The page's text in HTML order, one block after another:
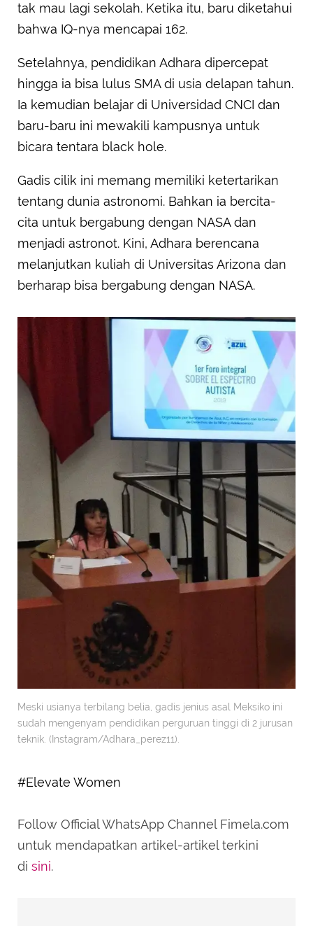
tak mau lagi sekolah. Ketika itu, baru diketahui
bahwa IQ-nya mencapai 162.
Setelahnya, pendidikan Adhara dipercepat
hingga ia bisa lulus SMA di usia delapan tahun.
Ia kemudian belajar di Universidad CNCI dan
baru-baru ini mewakili kampusnya untuk
bicara tentara black hole.
Gadis cilik ini memang memiliki ketertarikan
tentang dunia astronomi. Bahkan ia bercita-
cita untuk bergabung dengan NASA dan
menjadi astronot. Kini, Adhara berencana
melanjutkan kuliah di Universitas Arizona dan
berharap bisa bergabung dengan NASA.
Meski usianya terbilang belia, gadis jenius asal Meksiko ini
sudah mengenyam pendidikan perguruan tinggi di 2 jurusan
teknik. (Instagram/Adhara_perez11).
#Elevate Women
Follow Official WhatsApp Channel Fimela.com
untuk mendapatkan artikel-artikel terkini
di sini.